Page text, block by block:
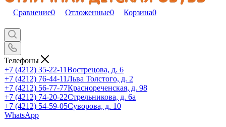
Сравнение0 Отложенные0 Корзина0
Телефоны
+7 (4212) 35-22-11Вострецова, д. 6
+7 (4212) 76-44-11Льва Толстого, д. 2
+7 (4212) 56-77-77Краснореченская, д. 98
+7 (4212) 74-20-22Стрельникова, д. 6а
+7 (4212) 54-59-05Суворова, д. 10
WhatsApp